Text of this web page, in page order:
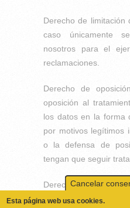
Derecho de limitación
caso únicamente
nosotros para el
reclamaciones.
Derecho de
oposición al
los datos en la forma
por motivos legítimos
o la defensa de
tengan que seguir
Derecho a la
de que quieras que
Esta página web usa cookies.
Las cookies de este sitio web se
anuncios, ofrecer funciones de
Además, compartimos información
con nuestros partners de redes
quienes pueden combinarla con
proporcionado o que hayan
sus servicios. No, Deme más